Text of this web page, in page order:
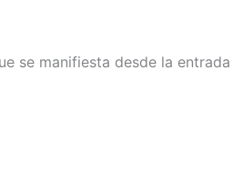
se manifiesta desde la